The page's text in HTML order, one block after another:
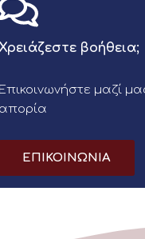
Χρειάζεστε βοήθεια;
Επικοινωνήστε μαζί
απορία
ΕΠΙΚΟΙΝΩΝΙΑ